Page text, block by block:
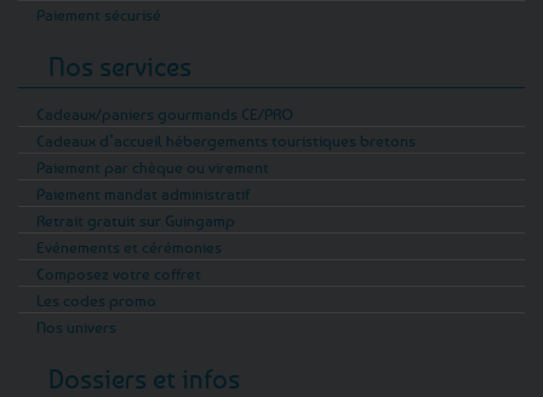
Paiement sécurisé
Nos services
Cadeaux/paniers gourmands CE/PRO
Cadeaux d’accueil hébergements touristiques bretons
Paiement par chèque ou virement
Paiement mandat administratif
Retrait gratuit sur Guingamp
Evénements et cérémonies
Composez votre coffret
Les codes promo
Nos univers
Dossiers et infos